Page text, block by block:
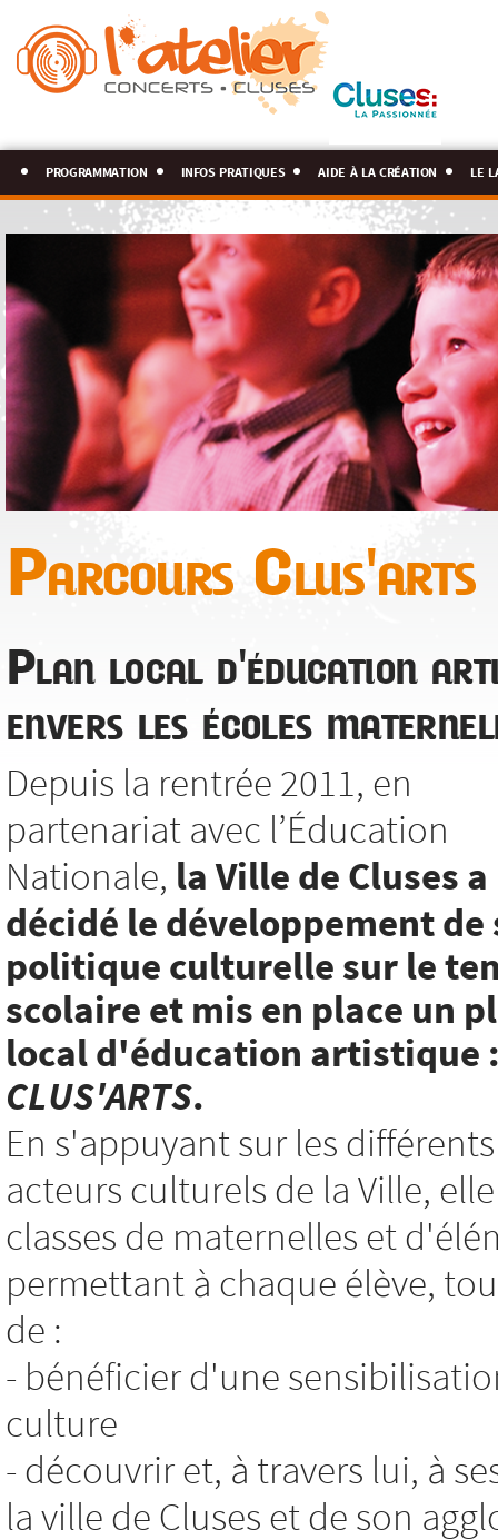
programmation infos pratiques aide à la création le
Parcours Clus'arts
Plan local d'éducation
envers les écoles
Depuis la rentrée 2011, en
partenariat avec l’Éducation
Nationale, la Ville de Cluses a
décidé le développement de
politique culturelle sur le
scolaire et mis en place un
local d'éducation artistique
CLUS'ARTS.
En s'appuyant sur les différents
acteurs culturels de la Ville,
classes de maternelles et
permettant à chaque élève,
de :
- bénéficier d'une
culture
- découvrir et, à travers lui, à
la ville de Cluses et de son